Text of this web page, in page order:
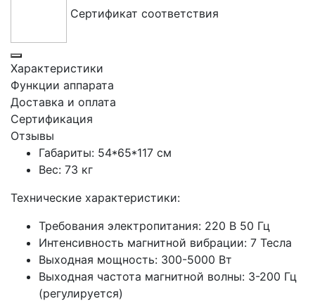
Сертификат соответствия
Характеристики
Функции аппарата
Доставка и оплата
Сертификация
Отзывы
Габариты: 54*65*117 см
Вес: 73 кг
Технические характеристики:
Требования электропитания: 220 В 50 Гц
Интенсивность магнитной вибрации: 7 Тесла
Выходная мощность: 300-5000 Вт
Выходная частота магнитной волны: 3-200 Гц
(регулируется)